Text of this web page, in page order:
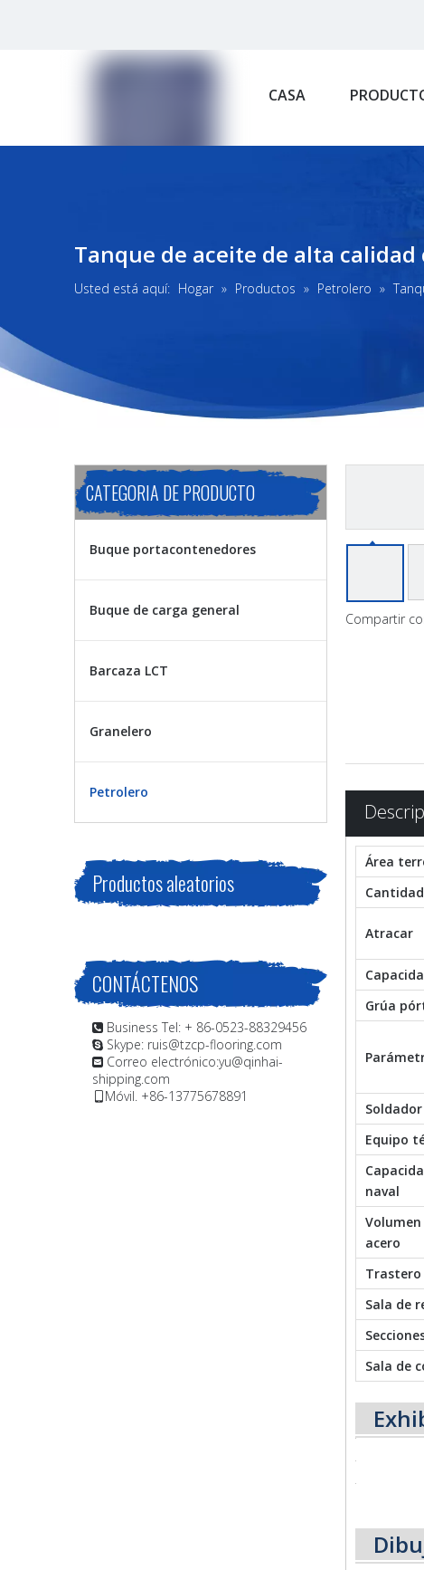
CASA
Tanque de aceite de alta
Usted está aquí: Hogar » Productos » Petrolero »
CATEGORIA DE PRODUCTO
Buque portacontenedores
Buque de carga general
Barcaza LCT
Granelero
Petrolero
Productos aleatorios
CONTÁCTENOS
 Business Tel: + 86-0523-88329456
 Skype: ruis@tzcp-flooring.com
 Correo electrónico:yu@qinhai-
shipping.com
Móvil. +86-13775678891
Compartir
Área
Atracar
Grúa
Equipo
naval
acero
Trastero
Sala de
Sala de